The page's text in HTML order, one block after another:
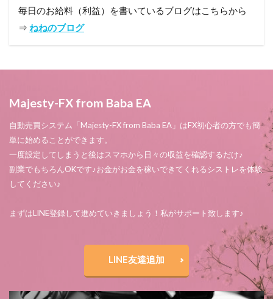
毎日のお給料（利益）を書いているブログはこちらから
⇒ ねねのブログ
Majesty-FX from Baba EA
自動売買システム「Majesty-FX from Baba EA」はFX初心者の方でも簡
単に始めることができます。
一度設定してしまうと後はスマホから日々の収益を確認するだけ♪
副業でもちろんOKです♪お金がお金を稼いできてくれるシストレを体験
してください♪
まずはLINE登録して進めていきましょう！私がサポート致します♪
LINE友達追加